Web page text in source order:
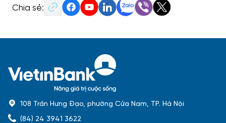
Chia sẻ:
108 Trần Hưng Đạo, phường Cửa Nam, TP. Hà Nội
(84) 24 3941 3622